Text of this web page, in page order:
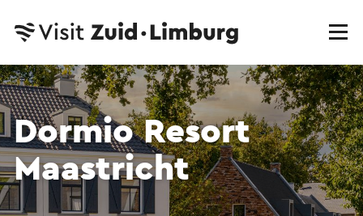
Dormio Resort
Maastricht